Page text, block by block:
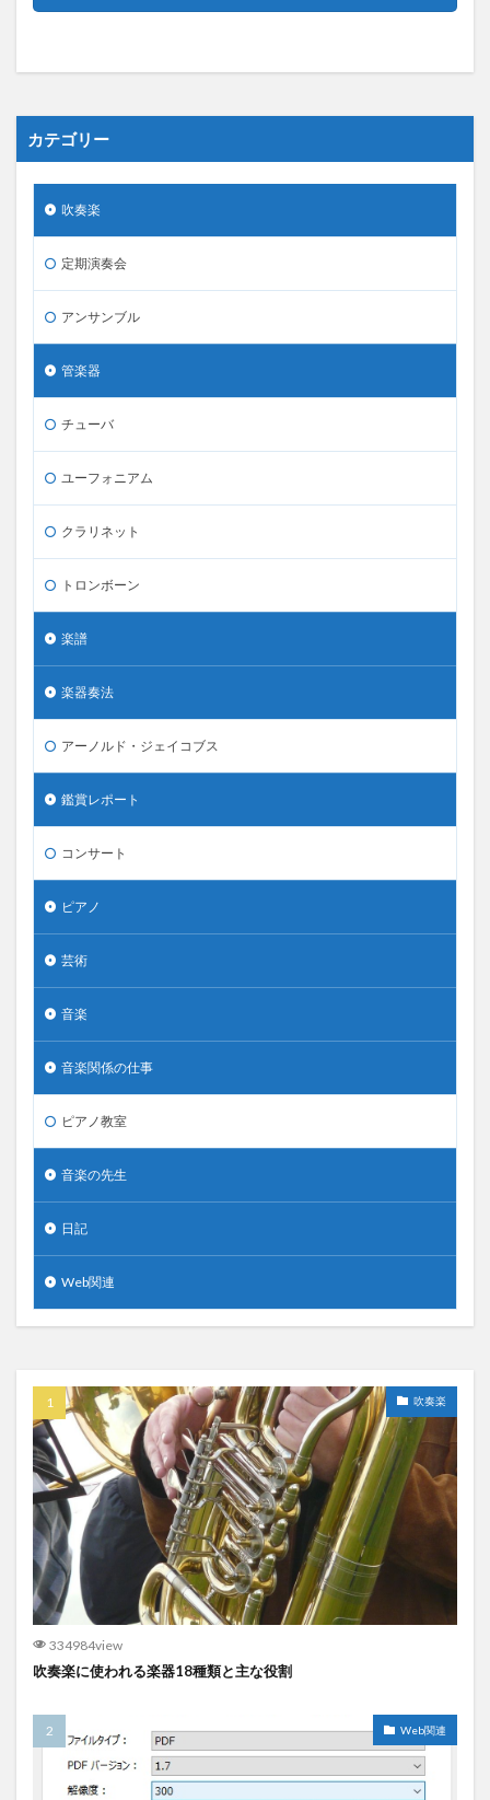
カテゴリー
吹奏楽
定期演奏会
アンサンブル
管楽器
チューバ
ユーフォニアム
クラリネット
トロンボーン
楽譜
楽器奏法
アーノルド・ジェイコブス
鑑賞レポート
コンサート
ピアノ
芸術
音楽
音楽関係の仕事
ピアノ教室
音楽の先生
日記
Web関連
吹奏楽
334984view
吹奏楽に使われる楽器18種類と主な役割
Web関連